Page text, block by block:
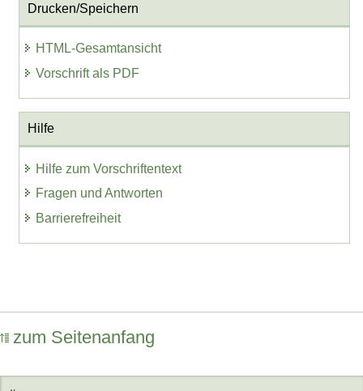
Drucken/Speichern
HTML-Gesamtansicht
Vorschrift als PDF
Hilfe
Hilfe zum Vorschriftentext
Fragen und Antworten
Barrierefreiheit
zum Seitenanfang